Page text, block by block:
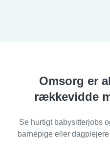
Omsorg er
rækkevidde
Se hurtigt babysitterjobs
barnepige eller